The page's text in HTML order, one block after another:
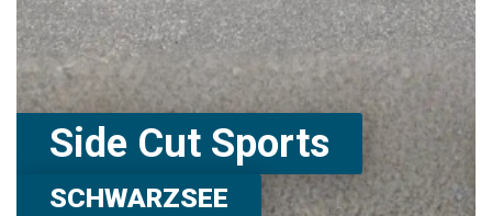
Side Cut Sports
SCHWARZSEE